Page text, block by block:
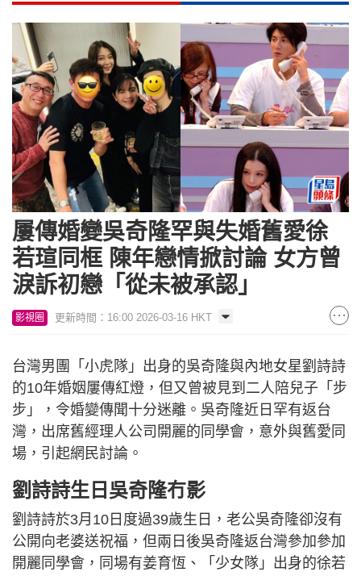
屢傳婚變吳奇隆罕與失婚舊愛徐
若瑄同框 陳年戀情掀討論 女方曾
淚訴初戀「從未被承認」
影視圈 更新時間：16:00 2026-03-16 HKT
台灣男團「小虎隊」出身的吳奇隆與內地女星劉詩詩
的10年婚姻屢傳紅燈，但又曾被見到二人陪兒子「步
步」，令婚變傳聞十分迷離。吳奇隆近日罕有返台
灣，出席舊經理人公司開麗的同學會，意外與舊愛同
場，引起網民討論。
劉詩詩生日吳奇隆冇影
劉詩詩於3月10日度過39歲生日，老公吳奇隆卻沒有
公開向老婆送祝福，但兩日後吳奇隆返台灣參加參加
開麗同學會，同場有姜育恆、「少女隊」出身的徐若